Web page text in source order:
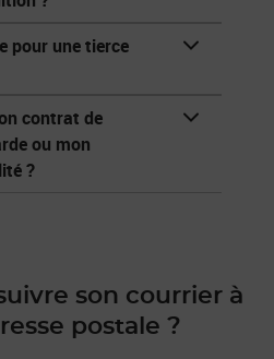
pour une tierce
contrat de
ou mon
?
son courrier à
postale ?